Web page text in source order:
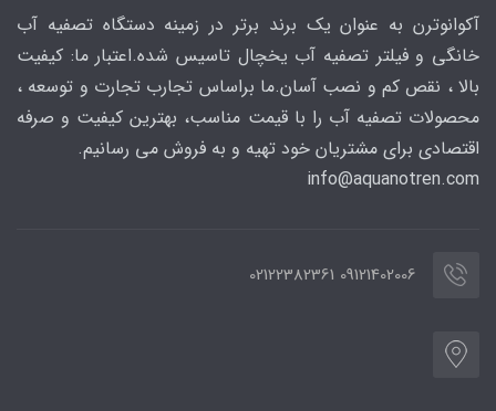
آکوانوترن به عنوان یک برند برتر در زمینه دستگاه تصفیه آب
خانگی و فیلتر تصفیه آب یخچال تاسیس شده.اعتبار ما: کیفیت
بالا ، نقص کم و نصب آسان.ما براساس تجارب تجارت و توسعه ،
محصولات تصفیه آب را با قیمت مناسب، بهترین کیفیت و صرفه
اقتصادی برای مشتریان خود تهیه و به فروش می رسانیم.
info@aquanotren.com
09121402006 02122382361